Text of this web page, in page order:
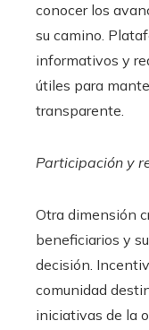
conocer los
su camino.
informativos y
útiles para
transparente.
Participación y
Otra dimensión
beneficiarios y
decisión.
comunidad
iniciativas de la